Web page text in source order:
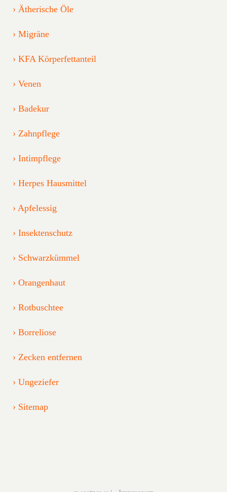
Ätherische Öle
Migräne
KFA Körperfettanteil
Venen
Badekur
Zahnpflege
Intimpflege
Herpes Hausmittel
Apfelessig
Insektenschutz
Schwarzkümmel
Orangenhaut
Rotbuschtee
Borreliose
Zecken entfernen
Ungeziefer
Sitemap